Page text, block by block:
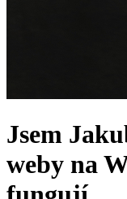
Jsem
weby na